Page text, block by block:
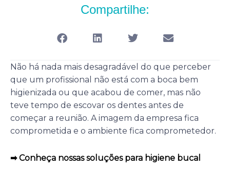
Compartilhe:
Não há nada mais desagradável do que perceber
que um profissional não está com a boca bem
higienizada ou que acabou de comer, mas não
teve tempo de escovar os dentes antes de
começar a reunião. A imagem da empresa fica
comprometida e o ambiente fica comprometedor.
➡ Conheça nossas soluções para higiene bucal